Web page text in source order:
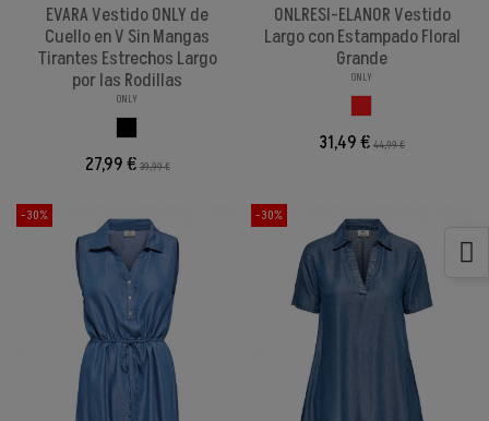
EVARA Vestido ONLY de
Cuello en V Sin Mangas
Tirantes Estrechos Largo
por las Rodillas
ONLY
27,99 €39,99 €
ONLRESI-ELANOR Vestido
Largo con Estampado Floral
Grande
ONLY
31,49 € 44,99 €
-30% -30%